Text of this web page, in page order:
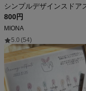
800円
MIONA
5.0 (54)